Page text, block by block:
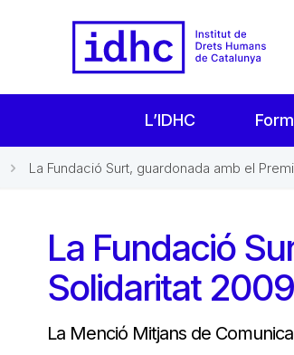
L’IDHC
La Fundació Surt, guardonada amb el
La Fundació
Solidaritat 2009
La Menció Mitjans de